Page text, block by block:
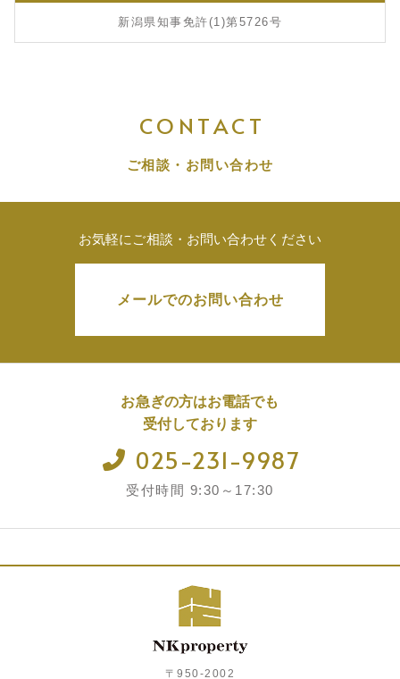
新潟県知事免許(1)第5726号
CONTACT
ご相談・お問い合わせ
お気軽にご相談・お問い合わせください
メールでのお問い合わせ
お急ぎの方はお電話でも
受付しております
025-231-9987
受付時間 9:30～17:30
〒950-2002